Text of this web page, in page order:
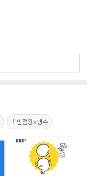
#만점왕×펭수